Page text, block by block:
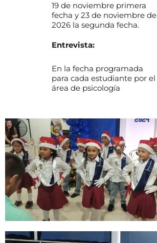
19 de noviembre primera
fecha y 23 de noviembre de
2026 la segunda fecha.
Entrevista:
En la fecha programada
para cada estudiante por el
área de psicología